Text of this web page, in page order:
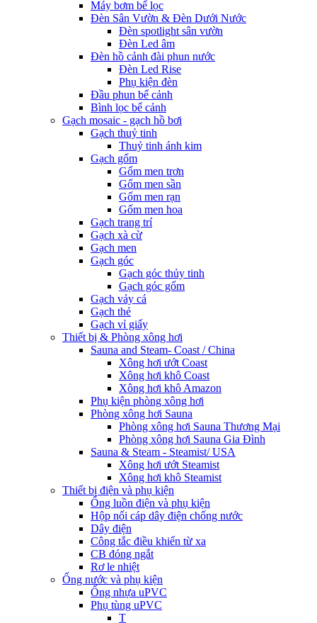
Máy bơm bể lọc
Đèn Sân Vườn & Đèn Dưới Nước
Đèn spotlight sân vườn
Đèn Led âm
Đèn hồ cảnh đài phun nước
Đèn Led Rise
Phụ kiện đèn
Đầu phun bể cảnh
Bình lọc bể cảnh
Gạch mosaic - gạch hồ bơi
Gạch thuỷ tinh
Thuỷ tinh ánh kim
Gạch gốm
Gốm men trơn
Gốm men sần
Gốm men rạn
Gốm men hoa
Gạch trang trí
Gạch xà cừ
Gạch men
Gạch góc
Gạch góc thủy tinh
Gạch góc gốm
Gạch vảy cá
Gạch thẻ
Gạch vỉ giấy
Thiết bị & Phòng xông hơi
Sauna and Steam- Coast / China
Xông hơi ướt Coast
Xông hơi khô Coast
Xông hơi khô Amazon
Phụ kiện phòng xông hơi
Phòng xông hơi Sauna
Phòng xông hơi Sauna Thương Mại
Phòng xông hơi Sauna Gia Đình
Sauna & Steam - Steamist/ USA
Xông hơi ướt Steamist
Xông hơi khô Steamist
Thiết bị điện và phụ kiện
Ống luồn điện và phụ kiện
Hộp nối cáp dây điện chống nước
Dây điện
Công tắc điều khiển từ xa
CB đóng ngắt
Rơ le nhiệt
Ống nước và phụ kiện
Ống nhựa uPVC
Phụ tùng uPVC
T